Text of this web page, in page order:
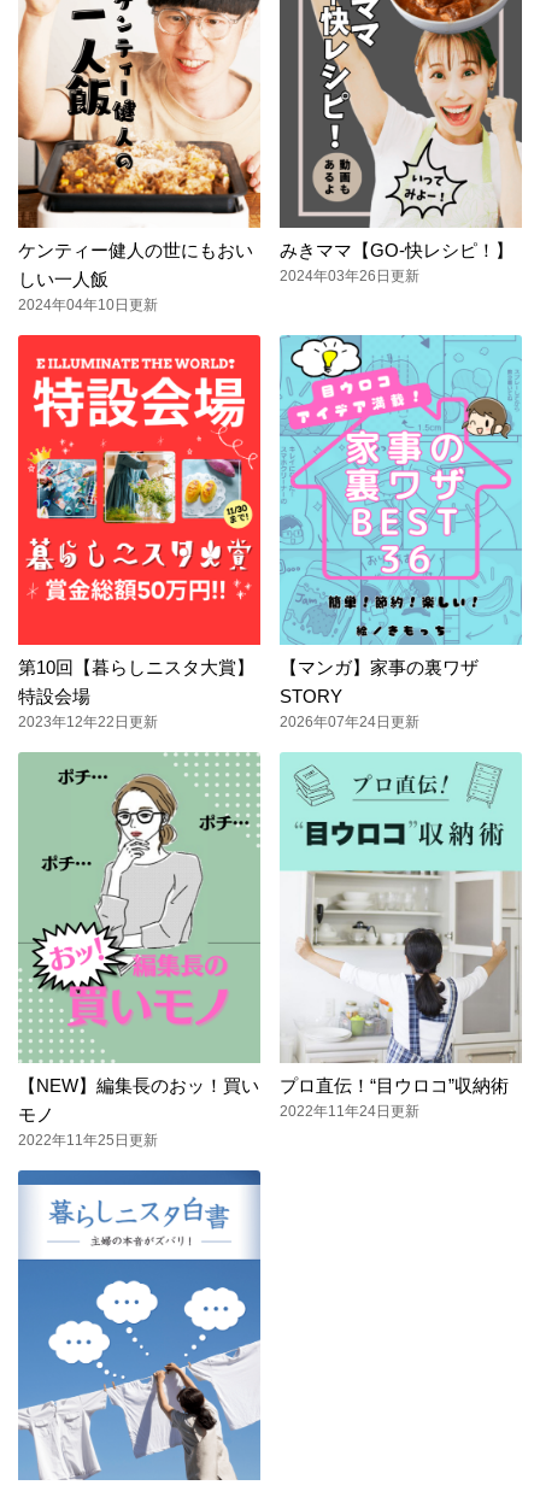
ケンティー健人の世にもおい
しい一人飯
2024年04年10日更新
みきママ【GO-快レシピ！】
2024年03年26日更新
第10回【暮らしニスタ大賞】
特設会場
2023年12年22日更新
【マンガ】家事の裏ワザ
STORY
2026年07年24日更新
【NEW】編集長のおッ！買い
モノ
2022年11年25日更新
プロ直伝！“目ウロコ”収納術
2022年11年24日更新